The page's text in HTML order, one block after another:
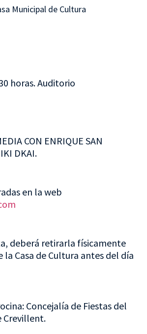
Municipal de Cultura
horas. Auditorio
CON ENRIQUE SAN
DKAI.
en la web
deberá retirarla físicamente
Casa de Cultura antes del día
Concejalía de Fiestas del
Crevillent.